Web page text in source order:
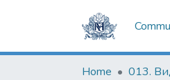
Home 013.